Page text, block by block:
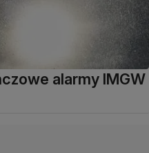
alarmy IMGW